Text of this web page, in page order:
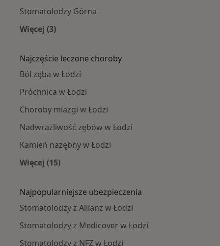
Stomatolodzy Górna
Więcej (3)
Najczęście leczone choroby
Ból zęba w Łodzi
Próchnica w Łodzi
Choroby miazgi w Łodzi
Nadwrażliwość zębów w Łodzi
Kamień nazębny w Łodzi
Więcej (15)
Najpopularniejsze ubezpieczenia
Stomatolodzy z Allianz w Łodzi
Stomatolodzy z Medicover w Łodzi
Stomatolodzy z NFZ w Łodzi